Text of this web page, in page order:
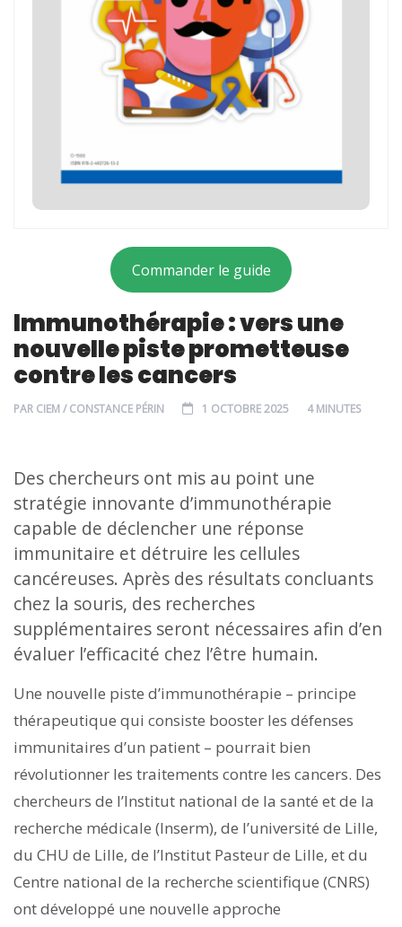
Commander le guide
Immunothérapie : vers une
nouvelle piste prometteuse
contre les cancers
PAR CIEM / CONSTANCE PÉRIN 1 OCTOBRE 2025 4 MINUTES
Des chercheurs ont mis au point une
stratégie innovante d’immunothérapie
capable de déclencher une réponse
immunitaire et détruire les cellules
cancéreuses. Après des résultats concluants
chez la souris, des recherches
supplémentaires seront nécessaires afin d’en
évaluer l’efficacité chez l’être humain.
Une nouvelle piste d’immunothérapie – principe
thérapeutique qui consiste booster les défenses
immunitaires d’un patient – pourrait bien
révolutionner les traitements contre les cancers. Des
chercheurs de l’Institut national de la santé et de la
recherche médicale (Inserm), de l’université de Lille,
du CHU de Lille, de l’Institut Pasteur de Lille, et du
Centre national de la recherche scientifique (CNRS)
ont développé une nouvelle approche